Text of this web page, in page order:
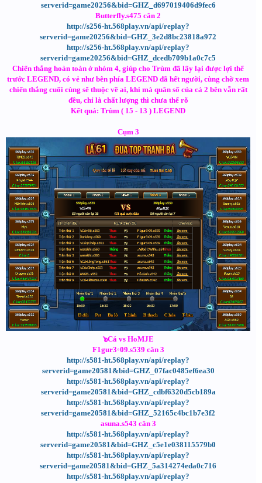
serverid=game20256&bid=GHZ_d697019406d9fec6
Butterfly.s475 cân 2
http://s256-ht.568play.vn/api/replay?
serverid=game20256&bid=GHZ_3e2d8bc23818a972
http://s256-ht.568play.vn/api/replay?
serverid=game20256&bid=GHZ_dcedb709b1a0c7c5
Chiến thắng hoàn toàn ở nhóm 4, giúp cho Trùm đã lấy lại được lợi thế
trước LEGEND, có vẻ như bên phía LEGEND đã hết người, cùng chờ xem
chiến thắng cuối cùng sẽ thuộc về ai, khi mà quân số của cả 2 bên vẫn rất
đều, chỉ là chất lượng thì chưa thể rõ
Kết quả: Trùm ( 15 - 13 ) LEGEND
Cụm 3
๖Cá vs HoMJE
F1gur3◦09.s539 cân 3
http://s581-ht.568play.vn/api/replay?
serverid=game20581&bid=GHZ_07fac0485ef6ea30
http://s581-ht.568play.vn/api/replay?
serverid=game20581&bid=GHZ_cdbf6320d5cb189a
http://s581-ht.568play.vn/api/replay?
serverid=game20581&bid=GHZ_52165c4bc1b7e3f2
asuna.s543 cân 3
http://s581-ht.568play.vn/api/replay?
serverid=game20581&bid=GHZ_c5e1e038115579b0
http://s581-ht.568play.vn/api/replay?
serverid=game20581&bid=GHZ_5a314274eda0c716
http://s581-ht.568play.vn/api/replay?